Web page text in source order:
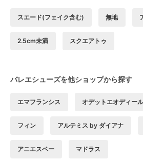
スエード(フェイク含む) 無地
2.5cm未満 スクエアトゥ
バレエシューズを他ショップから探す
エマフランシス オデットエオディー
フィン アルテミス by ダイアナ
アニエスベー マドラス